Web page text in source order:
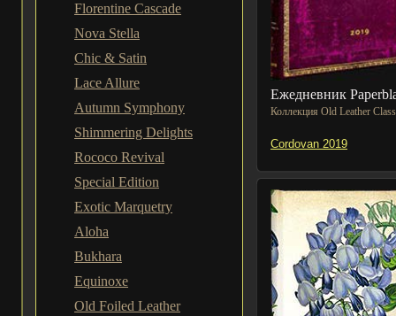
Florentine Cascade
Nova Stella
Chic & Satin
Lace Allure
Autumn Symphony
Shimmering Delights
Rococo Revival
Special Edition
Exotic Marquetry
Aloha
Bukhara
Equinoxe
Old Foiled Leather
Ежедневник
Коллекция Old Leather
Cordovan 2019